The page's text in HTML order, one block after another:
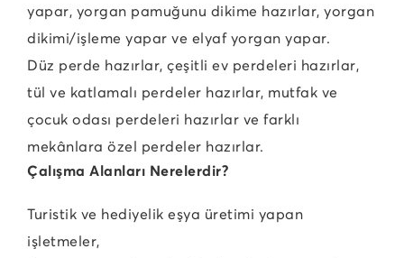
yapar, yorgan pamuğunu dikime hazırlar, yorgan
dikimi/işleme yapar ve elyaf yorgan yapar.
Düz perde hazırlar, çeşitli ev perdeleri hazırlar,
tül ve katlamalı perdeler hazırlar, mutfak ve
çocuk odası perdeleri hazırlar ve farklı
mekânlara özel perdeler hazırlar.
Çalışma Alanları Nerelerdir?
Turistik ve hediyelik eşya üretimi yapan
işletmeler,